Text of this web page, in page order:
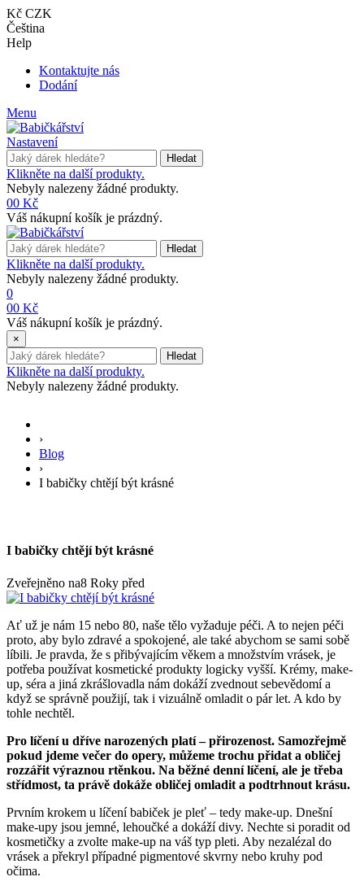
Kč CZK
Čeština
Help
Kontaktujte nás
Dodání
Menu
Nastavení
Hledat
Klikněte na další produkty.
Nebyly nalezeny žádné produkty.
00 Kč
Váš nákupní košík je prázdný.
Hledat
Klikněte na další produkty.
Nebyly nalezeny žádné produkty.
0
00 Kč
Váš nákupní košík je prázdný.
×
Hledat
Klikněte na další produkty.
Nebyly nalezeny žádné produkty.
›
Blog
›
I babičky chtějí být krásné
I babičky chtějí být krásné
Zveřejněno na8 Roky před
Ať už je nám 15 nebo 80, naše tělo vyžaduje péči. A to nejen péči
proto, aby bylo zdravé a spokojené, ale také abychom se sami sobě
líbili. Je pravda, že s přibývajícím věkem a množstvím vrásek, je
potřeba používat kosmetické produkty logicky vyšší. Krémy, make-
up, séra a jiná zkrášlovadla nám dokáží zvednout sebevědomí a
když se správně použijí, tak i vizuálně omladit o pár let. A kdo by
tohle nechtěl.
Pro líčení u dříve narozených platí – přirozenost. Samozřejmě
pokud jdeme večer do opery, můžeme trochu přidat a obličej
rozzářit výraznou rtěnkou. Na běžné denní líčení, ale je třeba
střídmost, ta právě dokáže obličej omladit a podtrhnout krásu.
Prvním krokem u líčení babiček je pleť – tedy make-up. Dnešní
make-upy jsou jemné, lehoučké a dokáží divy. Nechte si poradit od
kosmetičky a zvolte make-up na váš typ pleti. Aby nezalézal do
vrásek a překryl případné pigmentové skvrny nebo kruhy pod
očima.